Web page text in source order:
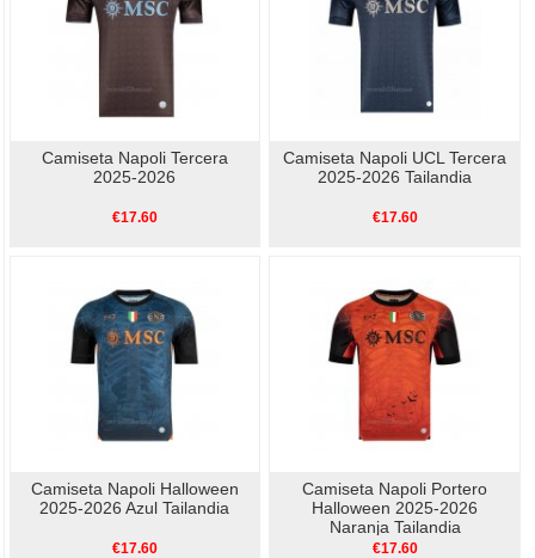
Camiseta Napoli Tercera
2025-2026
€17.60
Camiseta Napoli UCL Tercera
2025-2026 Tailandia
€17.60
Camiseta Napoli Halloween
2025-2026 Azul Tailandia
€17.60
Camiseta Napoli Portero
Halloween 2025-2026
Naranja Tailandia
€17.60